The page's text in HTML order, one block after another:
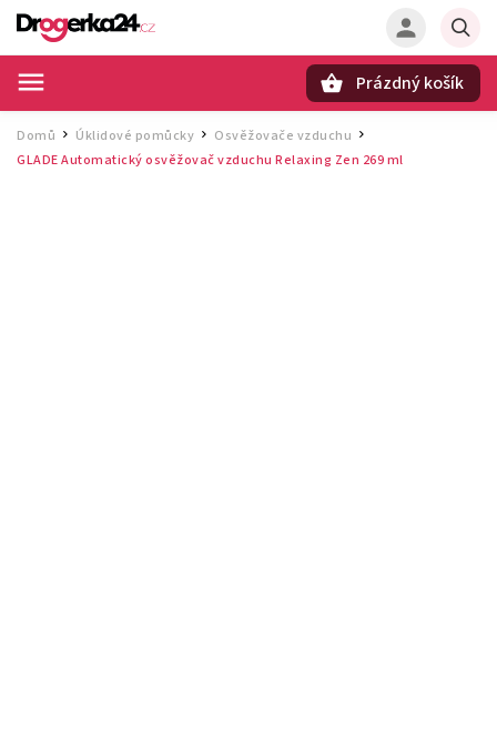
Prázdný košík
Domů / Úklidové pomůcky / Osvěžovače vzduchu /
GLADE Automatický osvěžovač vzduchu Relaxing Zen 269 ml